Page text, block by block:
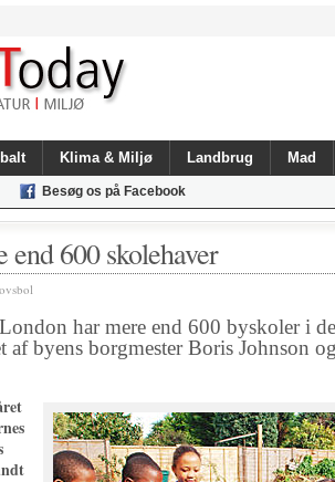
Klima & Miljø Landbrug Mad
Besøg os på Facebook
600 skolehaver
har mere end 600 byskoler i de
af byens borgmester Boris Johnson